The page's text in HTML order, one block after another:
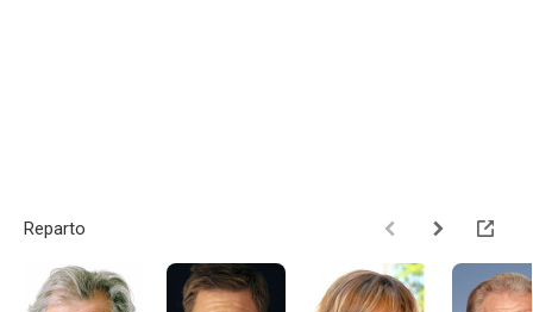
Reparto